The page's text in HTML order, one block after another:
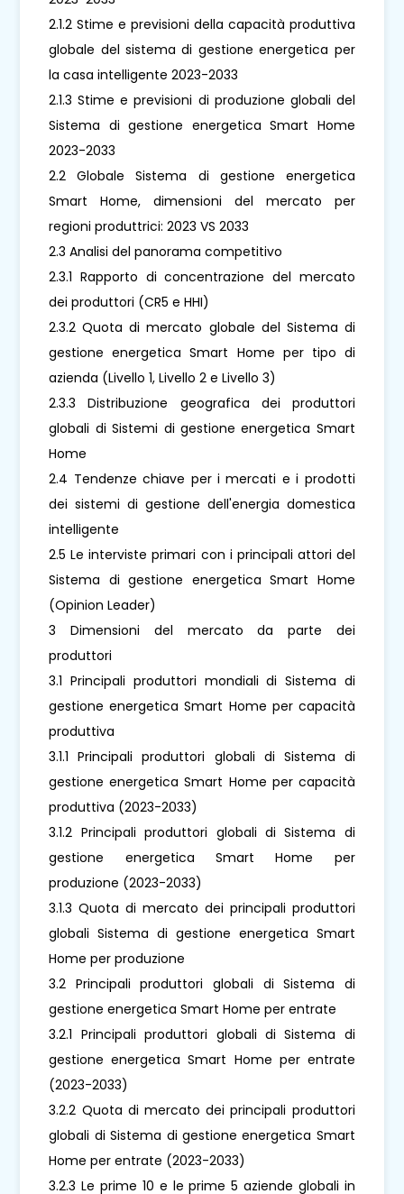
2.1.2 Stime e previsioni della capacità produttiva
globale del sistema di gestione energetica per
la casa intelligente 2023-2033
2.1.3 Stime e previsioni di produzione globali del
Sistema di gestione energetica Smart Home
2023-2033
2.2 Globale Sistema di gestione energetica
Smart Home, dimensioni del mercato per
regioni produttrici: 2023 VS 2033
2.3 Analisi del panorama competitivo
2.3.1 Rapporto di concentrazione del mercato
dei produttori (CR5 e HHI)
2.3.2 Quota di mercato globale del Sistema di
gestione energetica Smart Home per tipo di
azienda (Livello 1, Livello 2 e Livello 3)
2.3.3 Distribuzione geografica dei produttori
globali di Sistemi di gestione energetica Smart
Home
2.4 Tendenze chiave per i mercati e i prodotti
dei sistemi di gestione dell'energia domestica
intelligente
2.5 Le interviste primari con i principali attori del
Sistema di gestione energetica Smart Home
(Opinion Leader)
3 Dimensioni del mercato da parte dei
produttori
3.1 Principali produttori mondiali di Sistema di
gestione energetica Smart Home per capacità
produttiva
3.1.1 Principali produttori globali di Sistema di
gestione energetica Smart Home per capacità
produttiva (2023-2033)
3.1.2 Principali produttori globali di Sistema di
gestione energetica Smart Home per
produzione (2023-2033)
3.1.3 Quota di mercato dei principali produttori
globali Sistema di gestione energetica Smart
Home per produzione
3.2 Principali produttori globali di Sistema di
gestione energetica Smart Home per entrate
3.2.1 Principali produttori globali di Sistema di
gestione energetica Smart Home per entrate
(2023-2033)
3.2.2 Quota di mercato dei principali produttori
globali di Sistema di gestione energetica Smart
Home per entrate (2023-2033)
3.2.3 Le prime 10 e le prime 5 aziende globali in